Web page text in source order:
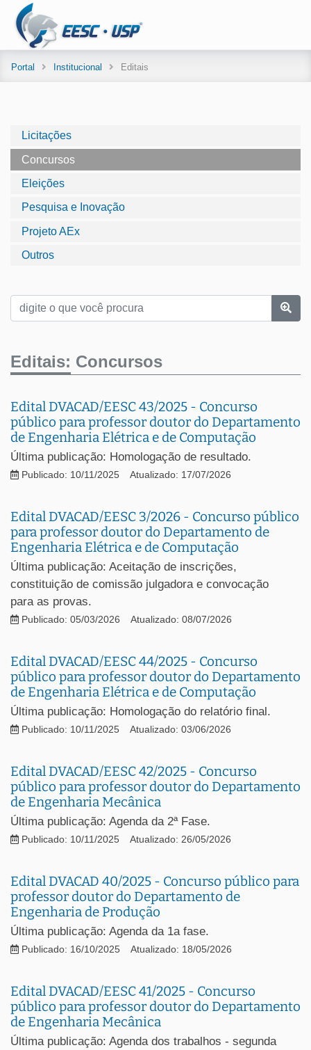
Portal Institucional Editais
Licitações
Concursos
Eleições
Pesquisa e Inovação
Projeto AEx
Outros
Editais: Concursos
Edital DVACAD/EESC 43/2025 - Concurso
público para professor doutor do Departamento
de Engenharia Elétrica e de Computação
Última publicação: Homologação de resultado.
Publicado: 10/11/2025 Atualizado: 17/07/2026
Edital DVACAD/EESC 3/2026 - Concurso público
para professor doutor do Departamento de
Engenharia Elétrica e de Computação
Última publicação: Aceitação de inscrições,
constituição de comissão julgadora e convocação
para as provas.
Publicado: 05/03/2026 Atualizado: 08/07/2026
Edital DVACAD/EESC 44/2025 - Concurso
público para professor doutor do Departamento
de Engenharia Elétrica e de Computação
Última publicação: Homologação do relatório final.
Publicado: 10/11/2025 Atualizado: 03/06/2026
Edital DVACAD/EESC 42/2025 - Concurso
público para professor doutor do Departamento
de Engenharia Mecânica
Última publicação: Agenda da 2ª Fase.
Publicado: 10/11/2025 Atualizado: 26/05/2026
Edital DVACAD 40/2025 - Concurso público para
professor doutor do Departamento de
Engenharia de Produção
Última publicação: Agenda da 1a fase.
Publicado: 16/10/2025 Atualizado: 18/05/2026
Edital DVACAD/EESC 41/2025 - Concurso
público para professor doutor do Departamento
de Engenharia Mecânica
Última publicação: Agenda dos trabalhos - segunda